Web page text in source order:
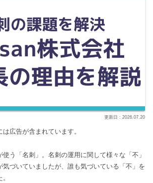
2026.07.20
広告が含まれています。
う「名刺」。名刺の運用に関して様々な「不」
気づいていましたが、誰も気づいている「不」を